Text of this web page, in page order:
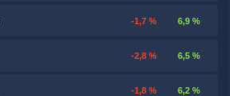
-1,7 % 6,9 %
-2,8 % 6,5 %
-1,8 % 6,2 %